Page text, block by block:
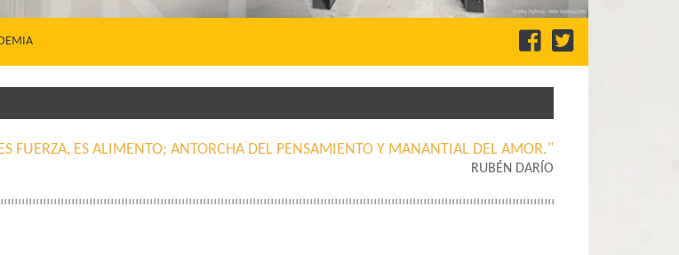
FUERZA, ES ALIMENTO; ANTORCHA DEL PENSAMIENTO Y MANANTIAL DEL AMOR."
RUBÉN DARÍO